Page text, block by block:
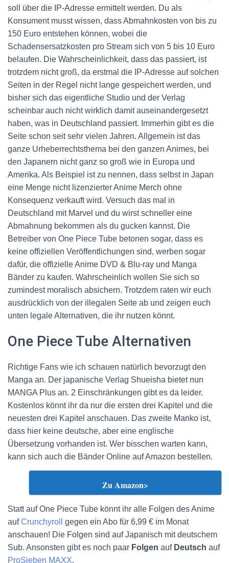
soll über die IP-Adresse ermittelt werden. Du als
Konsument musst wissen, dass Abmahnkosten von bis zu
150 Euro entstehen können, wobei die
Schadensersatzkosten pro Stream sich von 5 bis 10 Euro
belaufen. Die Wahrscheinlichkeit, dass das passiert, ist
trotzdem nicht groß, da erstmal die IP-Adresse auf solchen
Seiten in der Regel nicht lange gespeichert werden, und
bisher sich das eigentliche Studio und der Verlag
scheinbar auch nicht wirklich damit auseinandergesetzt
haben, was in Deutschland passiert. Immerhin gibt es die
Seite schon seit sehr vielen Jahren. Allgemein ist das
ganze Urheberrechtsthema bei den ganzen Animes, bei
den Japanern nicht ganz so groß wie in Europa und
Amerika. Als Beispiel ist zu nennen, dass selbst in Japan
eine Menge nicht lizenzierter Anime Merch ohne
Konsequenz verkauft wird. Versuch das mal in
Deutschland mit Marvel und du wirst schneller eine
Abmahnung bekommen als du gucken kannst. Die
Betreiber von One Piece Tube betonen sogar, dass es
keine offiziellen Veröffentlichungen sind, werben sogar
dafür, die offizielle Anime DVD & Blu-ray und Manga
Bänder zu kaufen. Wahrscheinlich wollen Sie sich so
zumindest moralisch absichern. Trotzdem raten wir euch
ausdrücklich von der illegalen Seite ab und zeigen euch
unten legale Alternativen, die ihr nutzen könnt.
One Piece Tube Alternativen
Richtige Fans wie ich schauen natürlich bevorzugt den
Manga an. Der japanische Verlag Shueisha bietet nun
MANGA Plus an. 2 Einschränkungen gibt es da leider.
Kostenlos könnt ihr da nur die ersten drei Kapitel und die
neuesten drei Kapitel anschauen. Das zweite Manko ist,
dass hier keine deutsche, aber eine englische
Übersetzung vorhanden ist. Wer bisschen warten kann,
kann sich auch die Bänder Online auf Amazon bestellen.
Zu Amazon>
Statt auf One Piece Tube könnt ihr alle Folgen des Anime
aufCrunchyroll
gegen ein Abo für 6,99 € im Monat
anschauen! Die Folgen sind auf Japanisch mit deutschem
Sub. Ansonsten gibt es noch paar Folgen auf Deutsch auf
ProSieben MAXX.